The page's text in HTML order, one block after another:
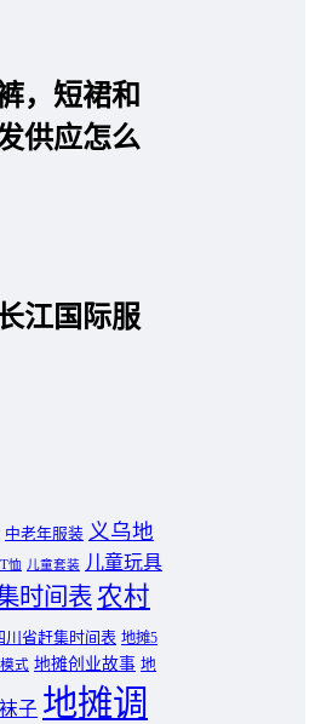
，短裙和
供应怎么
江国际服
中老年服装 义乌地
恤 儿童套装 儿童玩具
时间表 农村
川省赶集时间表 地摊5
式 地摊创业故事 地
子 地摊调